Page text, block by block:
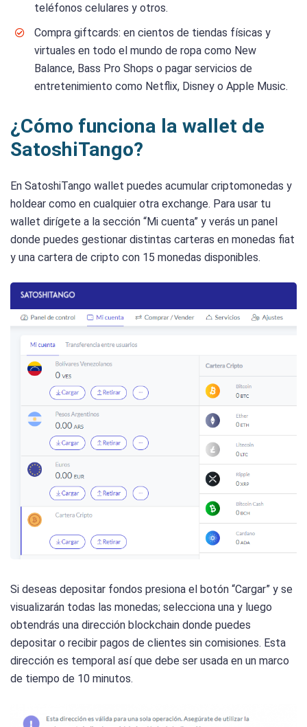
teléfonos celulares y otros.
Compra giftcards: en cientos de tiendas físicas y
virtuales en todo el mundo de ropa como New
Balance, Bass Pro Shops o pagar servicios de
entretenimiento como Netflix, Disney o Apple Music.
¿Cómo funciona la wallet de
SatoshiTango?
En SatoshiTango wallet puedes acumular criptomonedas y
holdear como en cualquier otra exchange. Para usar tu
wallet dirígete a la sección “Mi cuenta” y verás un panel
donde puedes gestionar distintas carteras en monedas fiat
y una cartera de cripto con 15 monedas disponibles.
Si deseas depositar fondos presiona el botón “Cargar” y se
visualizarán todas las monedas; selecciona una y luego
obtendrás una dirección blockchain donde puedes
depositar o recibir pagos de clientes sin comisiones. Esta
dirección es temporal así que debe ser usada en un marco
de tiempo de 10 minutos.